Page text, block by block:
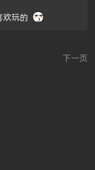
欢玩的
下一页